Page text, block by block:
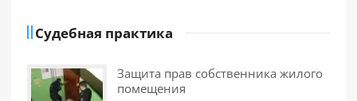
Судебная практика
Защита прав собственника жилого
помещения